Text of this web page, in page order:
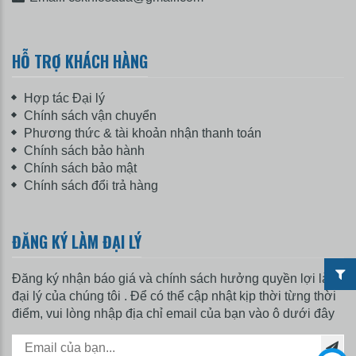
Bên cạnh đó, OSADA.VN còn có đội ngũ Kỹ thuật
viên lắp đặt hướng dẫn và nhân viên giao hàng
toàn quốc nhanh chóng, chuyên nghiệp. Kết hợp
cùng nhiều hình thức thanh toán dễ dàng và linh
động. Tại Osada.vn bạn sẽ có được trải nghiệm
mua sắm trực tiếp từ nhà phân phối đại diện hãng,
các sản phẩm đều chính hãng Tiện ích, An toàn,
giá cả lại phải chăng.
luôn cam kết hàng chất lượng chính hãng, cập
nhật hàng mới liên tục để đem lại sự an tâm cho
mọi khách hàng. Osada Thiết bị hỗ trợ cuộc sống.
Hotline tư vấn bán hàng: 0989.77.32.32
HỖ TRỢ KHÁCH HÀNG
Hợp tác Đại lý
Chính sách vận chuyển
Phương thức & tài khoản nhận thanh toán
Chính sách bảo hành
Chính sách bảo mật
Chính sách đổi trả hàng
ĐĂNG KÝ LÀM ĐẠI LÝ
Đăng ký nhận báo giá và chính sách hưởng quyền lợi làm
đại lý của chúng tôi . Để có thể cập nhật kịp thời từng thời
điểm, vui lòng nhập địa chỉ email của bạn vào ô dưới đây